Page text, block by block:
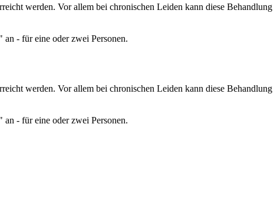
werden. Vor allem bei chronischen Leiden kann diese Behandlung
- für eine oder zwei Personen.
werden. Vor allem bei chronischen Leiden kann diese Behandlung
- für eine oder zwei Personen.